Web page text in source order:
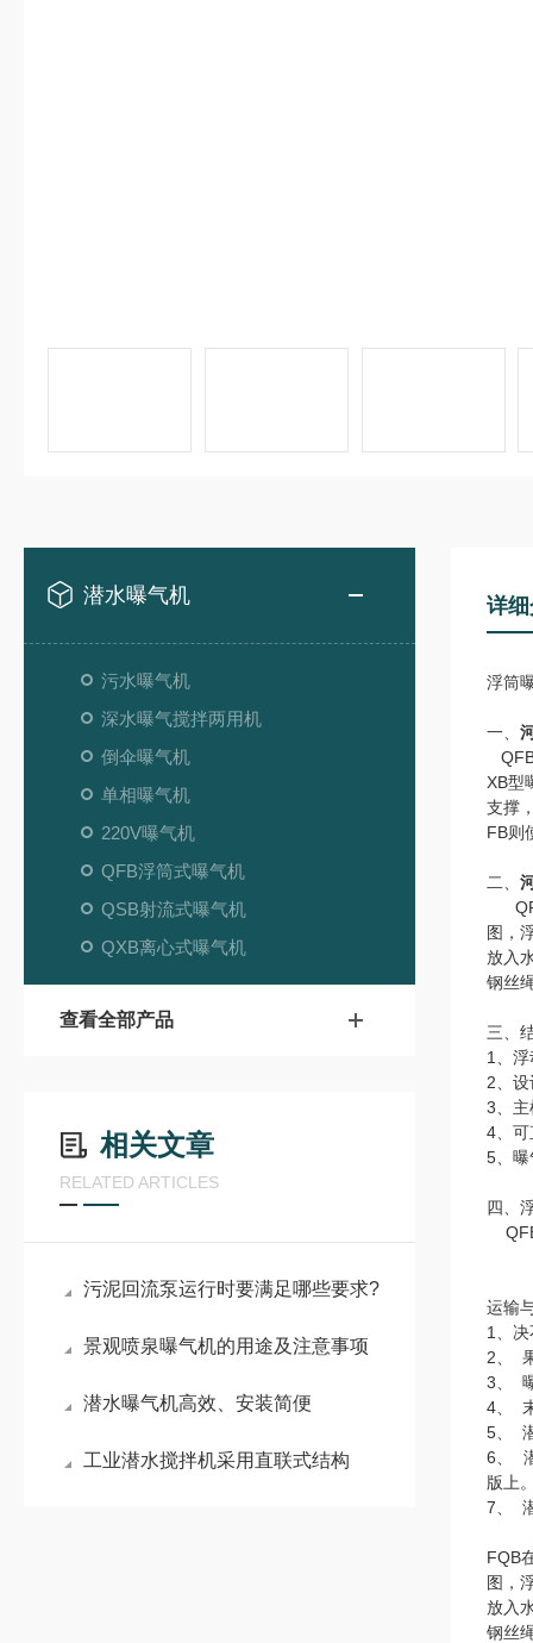
潜水曝气机
污水曝气机
深水曝气搅拌两用机
倒伞曝气机
单相曝气机
220V曝气机
QFB浮筒式曝气机
QSB射流式曝气机
QXB离心式曝气机
查看全部产品
相关文章
RELATED ARTICLES
污泥回流泵运行时要满足哪些要求?
景观喷泉曝气机的用途及注意事项
潜水曝气机高效、安装简便
工业潜水搅拌机采用直联式结构
详
浮筒
一、
XB型
支撑
FB则
二、
图，
放入
钢丝
三、
1、
2、
3、主
4、可
5、曝
四、
运输
1、
2、
3、
4、
5、
6、
版上
7、
FQB
图，
放入
钢丝